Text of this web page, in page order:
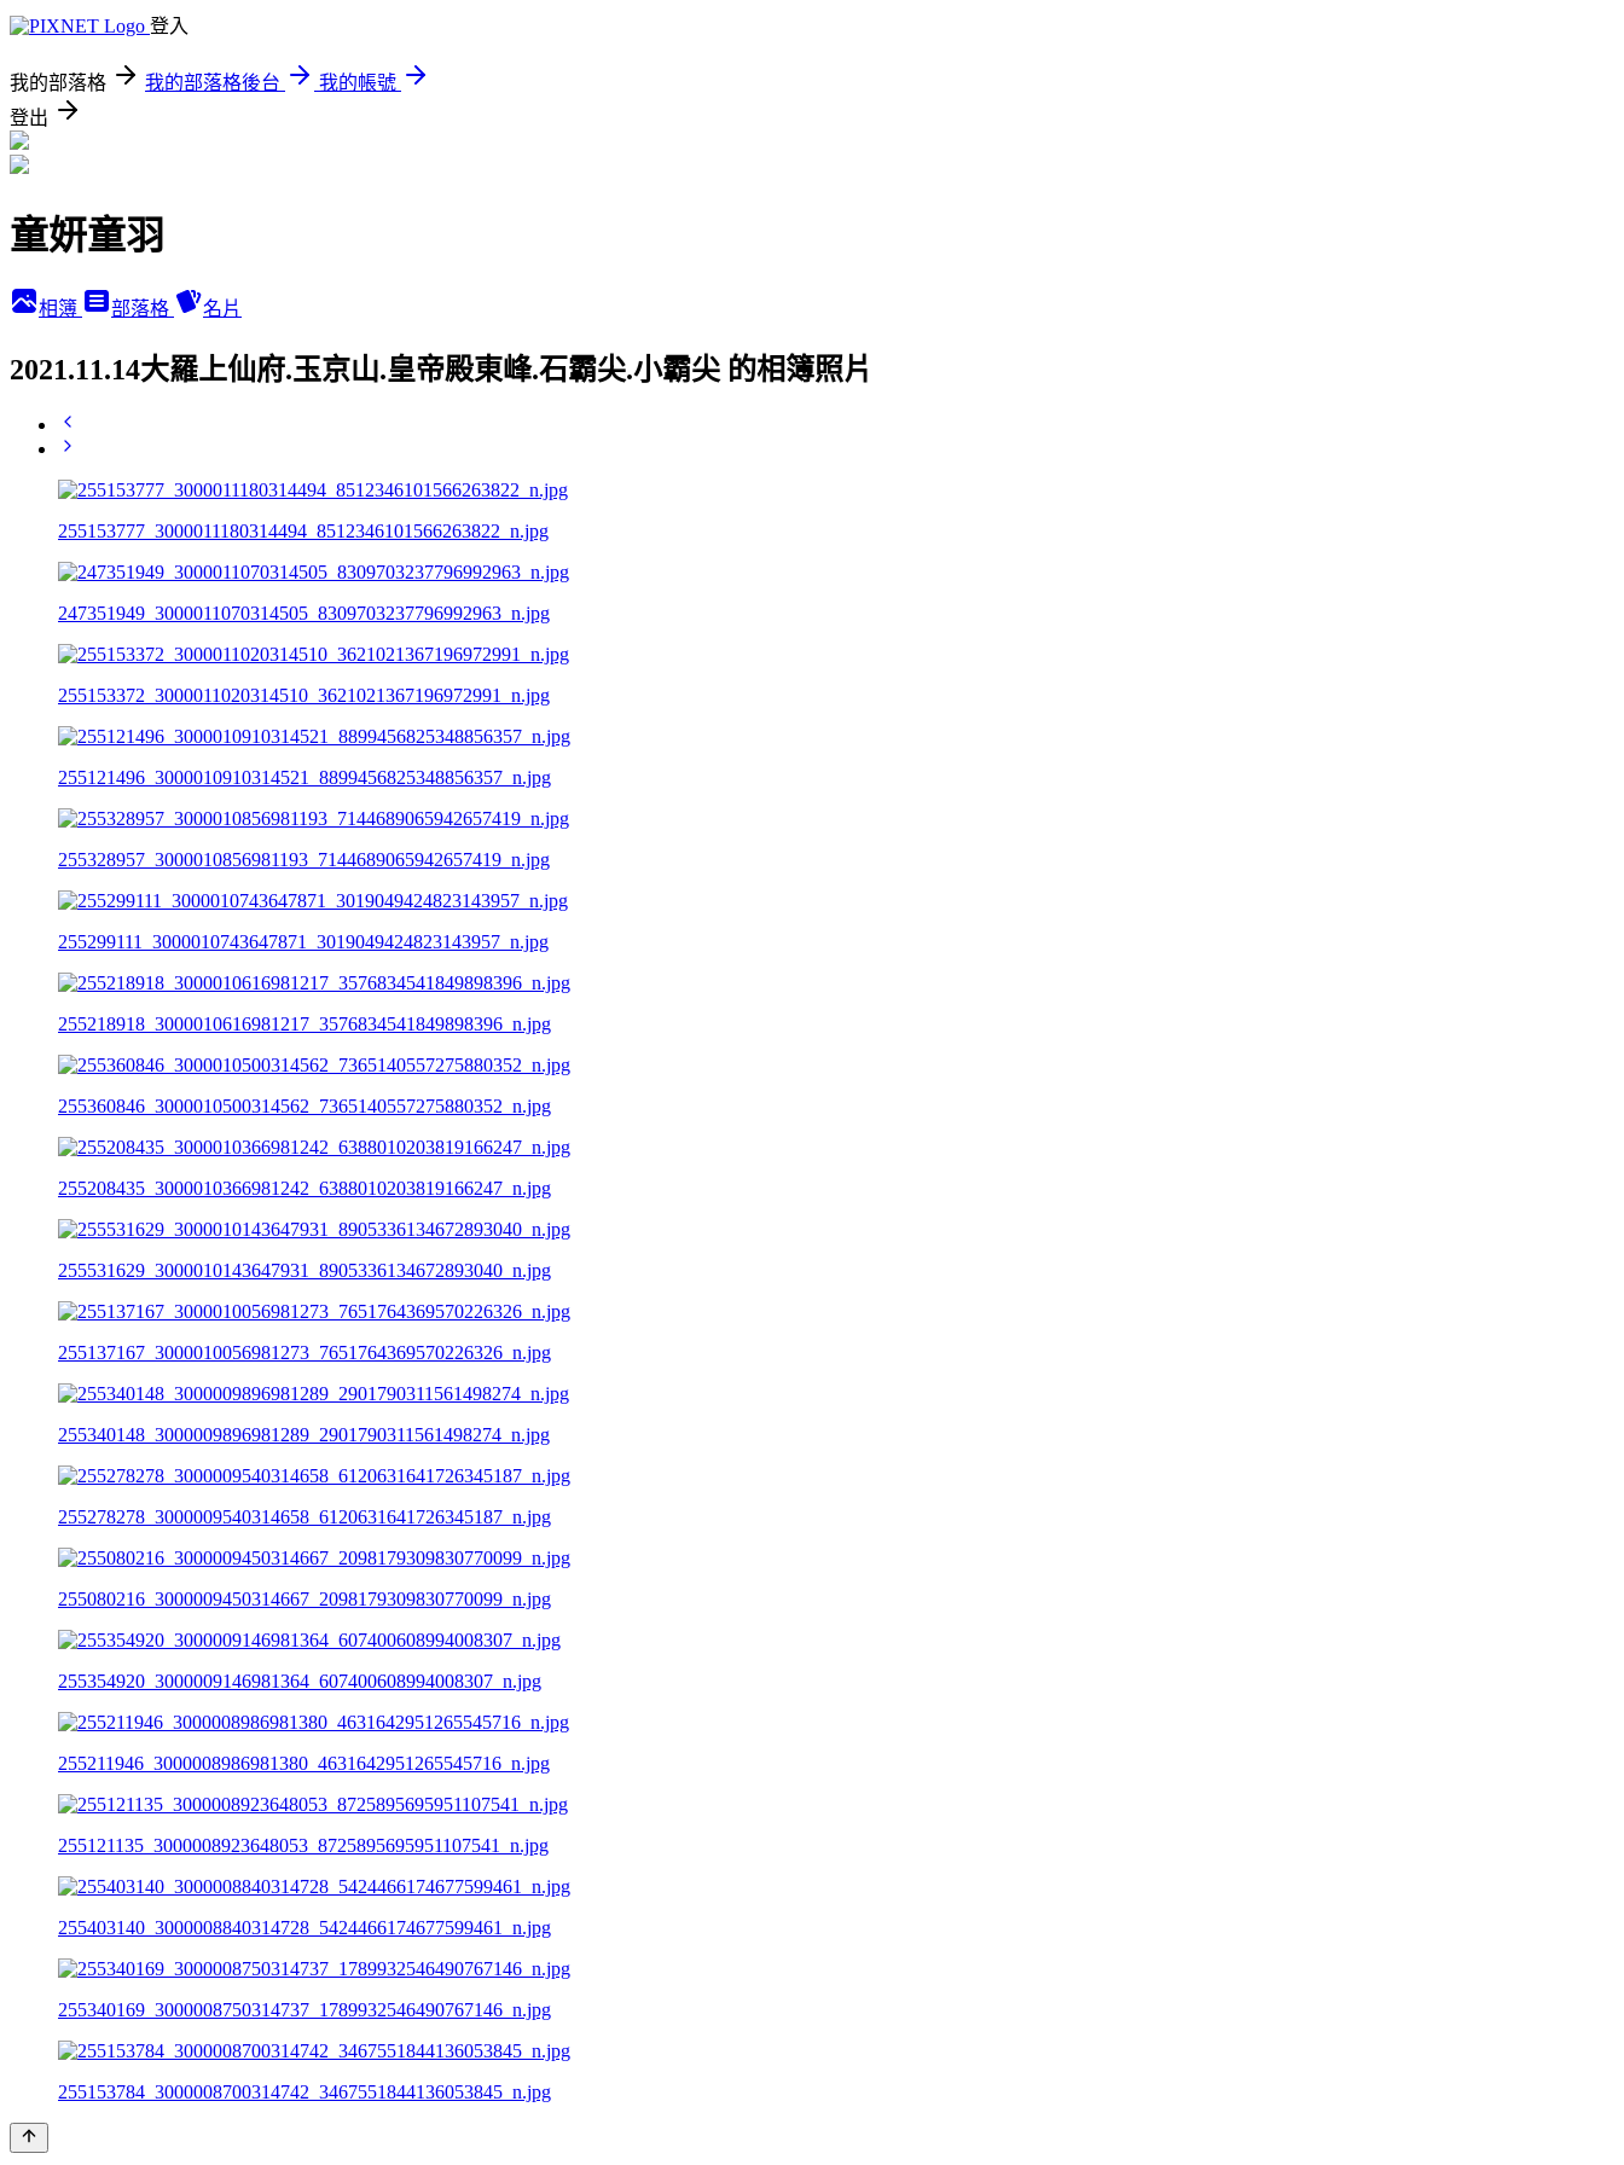
登入
我的部落格 我的部落格後台
我的帳號
登出
童妍童羽
相簿 部落格 名片
2021.11.14大羅上仙府.玉京山.皇帝殿東峰.石霸尖.小霸尖 的相簿照片
255153777_3000011180314494_8512346101566263822_n.jpg
247351949_3000011070314505_8309703237796992963_n.jpg
255153372_3000011020314510_3621021367196972991_n.jpg
255121496_3000010910314521_8899456825348856357_n.jpg
255328957_3000010856981193_7144689065942657419_n.jpg
255299111_3000010743647871_3019049424823143957_n.jpg
255218918_3000010616981217_3576834541849898396_n.jpg
255360846_3000010500314562_7365140557275880352_n.jpg
255208435_3000010366981242_6388010203819166247_n.jpg
255531629_3000010143647931_8905336134672893040_n.jpg
255137167_3000010056981273_7651764369570226326_n.jpg
255340148_3000009896981289_2901790311561498274_n.jpg
255278278_3000009540314658_6120631641726345187_n.jpg
255080216_3000009450314667_2098179309830770099_n.jpg
255354920_3000009146981364_607400608994008307_n.jpg
255211946_3000008986981380_4631642951265545716_n.jpg
255121135_3000008923648053_8725895695951107541_n.jpg
255403140_3000008840314728_5424466174677599461_n.jpg
255340169_3000008750314737_1789932546490767146_n.jpg
255153784_3000008700314742_3467551844136053845_n.jpg